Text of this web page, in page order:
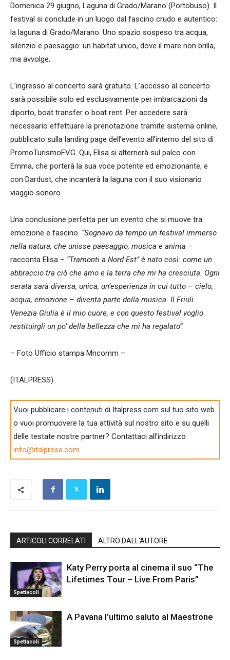
Domenica 29 giugno, Laguna di Grado/Marano (Portobuso). Il
festival si conclude in un luogo dal fascino crudo e autentico:
la laguna di Grado/Marano. Uno spazio sospeso tra acqua,
silenzio e paesaggio: un habitat unico, dove il mare non brilla,
ma avvolge.
L’ingresso al concerto sarà gratuito. L’accesso al concerto
sarà possibile solo ed esclusivamente per imbarcazioni da
diporto, boat transfer o boat rent. Per accedere sarà
necessario effettuare la prenotazione tramite sistema online,
pubblicato sulla landing page dell’evento all’interno del sito di
PromoTurismoFVG. Qui, Elisa si alternerà sul palco con
Emma, che porterà la sua voce potente ed emozionante, e
con Dardust, che incanterà la laguna con il suo visionario
viaggio sonoro.
Una conclusione perfetta per un evento che si muove tra
emozione e fascino. “Sognavo da tempo un festival immerso
nella natura, che unisse paesaggio, musica e anima –
racconta Elisa – “Tramonti a Nord Est” è nato così: come un
abbraccio tra ciò che amo e la terra che mi ha cresciuta. Ogni
serata sarà diversa, unica, un’esperienza in cui tutto – cielo,
acqua, emozione – diventa parte della musica. Il Friuli
Venezia Giulia è il mio cuore, e con questo festival voglio
restituirgli un po’ della bellezza che mi ha regalato”.
– Foto Ufficio stampa Mncomm –
(ITALPRESS)
Vuoi pubblicare i contenuti di Italpress.com sul tuo sito web
o vuoi promuovere la tua attività sul nostro sito e su quelli
delle testate nostre partner? Contattaci all'indirizzo
info@italpress.com
ARTICOLI CORRELATI ALTRO DALL'AUTORE
Spettacoli
Katy Perry porta al cinema il suo “The
Lifetimes Tour – Live From Paris”
Spettacoli
A Pavana l’ultimo saluto al Maestrone